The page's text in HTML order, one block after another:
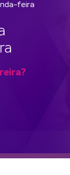
feira